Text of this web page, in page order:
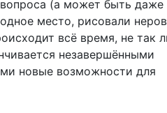
(а может быть даже
место, рисовали
всё время, не так
незавершёнными
новые возможности для